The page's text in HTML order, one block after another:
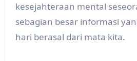
kesejahteraan mental
sebagian besar informasi
hari berasal dari mata kita.